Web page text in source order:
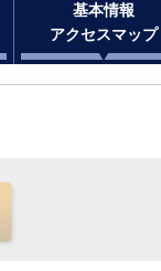
基本情報
アクセスマップ